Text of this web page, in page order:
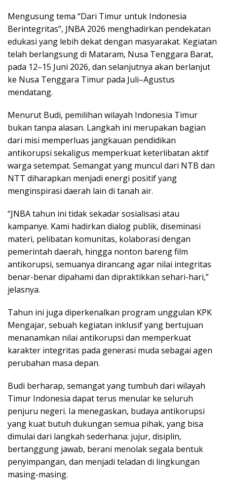
Mengusung tema “Dari Timur untuk Indonesia
Berintegritas”, JNBA 2026 menghadirkan pendekatan
edukasi yang lebih dekat dengan masyarakat. Kegiatan
telah berlangsung di Mataram, Nusa Tenggara Barat,
pada 12–15 Juni 2026, dan selanjutnya akan berlanjut
ke Nusa Tenggara Timur pada Juli–Agustus
mendatang.
Menurut Budi, pemilihan wilayah Indonesia Timur
bukan tanpa alasan. Langkah ini merupakan bagian
dari misi memperluas jangkauan pendidikan
antikorupsi sekaligus memperkuat keterlibatan aktif
warga setempat. Semangat yang muncul dari NTB dan
NTT diharapkan menjadi energi positif yang
menginspirasi daerah lain di tanah air.
“JNBA tahun ini tidak sekadar sosialisasi atau
kampanye. Kami hadirkan dialog publik, diseminasi
materi, pelibatan komunitas, kolaborasi dengan
pemerintah daerah, hingga nonton bareng film
antikorupsi, semuanya dirancang agar nilai integritas
benar-benar dipahami dan dipraktikkan sehari-hari,”
jelasnya.
Tahun ini juga diperkenalkan program unggulan KPK
Mengajar, sebuah kegiatan inklusif yang bertujuan
menanamkan nilai antikorupsi dan memperkuat
karakter integritas pada generasi muda sebagai agen
perubahan masa depan.
Budi berharap, semangat yang tumbuh dari wilayah
Timur Indonesia dapat terus menular ke seluruh
penjuru negeri. Ia menegaskan, budaya antikorupsi
yang kuat butuh dukungan semua pihak, yang bisa
dimulai dari langkah sederhana: jujur, disiplin,
bertanggung jawab, berani menolak segala bentuk
penyimpangan, dan menjadi teladan di lingkungan
masing-masing.